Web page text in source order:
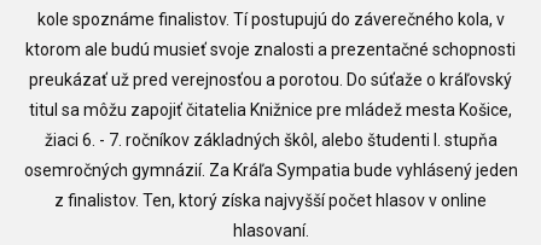
kole spoznáme finalistov. Tí postupujú do záverečného kola, v
ktorom ale budú musieť svoje znalosti a prezentačné schopnosti
preukázať už pred verejnosťou a porotou. Do súťaže o kráľovský
titul sa môžu zapojiť čitatelia Knižnice pre mládež mesta Košice,
žiaci 6. - 7. ročníkov základných škôl, alebo študenti I. stupňa
osemročných gymnázií. Za Kráľa Sympatia bude vyhlásený jeden
z finalistov. Ten, ktorý získa najvyšší počet hlasov v online
hlasovaní.